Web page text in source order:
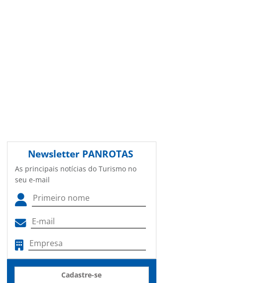
Newsletter PANROTAS
As principais notícias do Turismo no
seu e-mail
Cadastre-se